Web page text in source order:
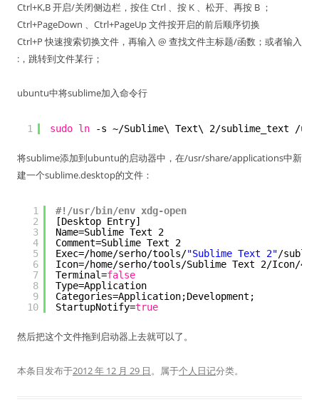
Ctrl+K,B 开启/关闭侧边栏，按住 Ctrl 、按 K 、松开、再按 B ；
Ctrl+PageDown 、Ctrl+PageUp 文件按开启的前后顺序切换
Ctrl+P 快速搜索切换文件，再输入 @ 查找文件主标题/函数；或者输入
:，跳转到文件某行；
ubuntu中将sublime加入命令行
1 sudo ln -s ~/Sublime\ Text\ 2/sublime_text /
将sublime添加到ubuntu的启动器中，在/usr/share/applications中新
建一个sublime.desktop的文件：
1
2
3
4
5
6
7
8
9
10
#!/usr/bin/env xdg-open
[Desktop Entry]
Name=Sublime Text 2
Comment=Sublime Text 2
Exec=/home/serho/tools/"Sublime Text 2"/
Icon=/home/serho/tools/Sublime Text 2/Icon/
Terminal=false
Type=Application
Categories=Application;Development;
StartupNotify=true
然后把这个文件拖到启动器上去就可以了。
本条目发布于2012 年 12 月 29 日。属于个人日记分类。